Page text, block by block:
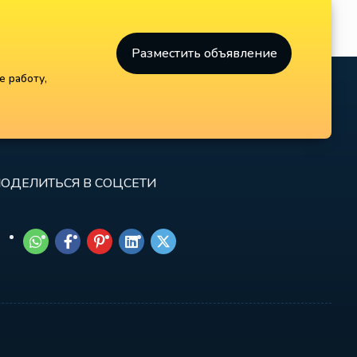
работу,
Разместить объявление
В СОЦСЕТИ